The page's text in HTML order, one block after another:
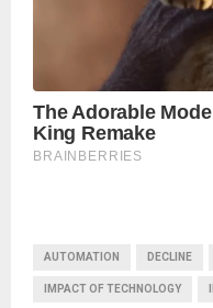
AUTOMATION DECLINE
IMPACT OF TECHNOLOGY